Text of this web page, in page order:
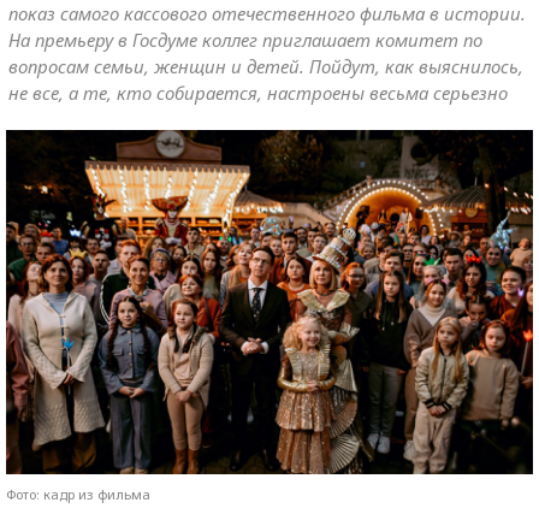
показ самого кассового отечественного фильма в истории.
На премьеру в Госдуме коллег приглашает комитет по
вопросам семьи, женщин и детей. Пойдут, как выяснилось,
не все, а те, кто собирается, настроены весьма серьезно
Фото: кадр из фильма